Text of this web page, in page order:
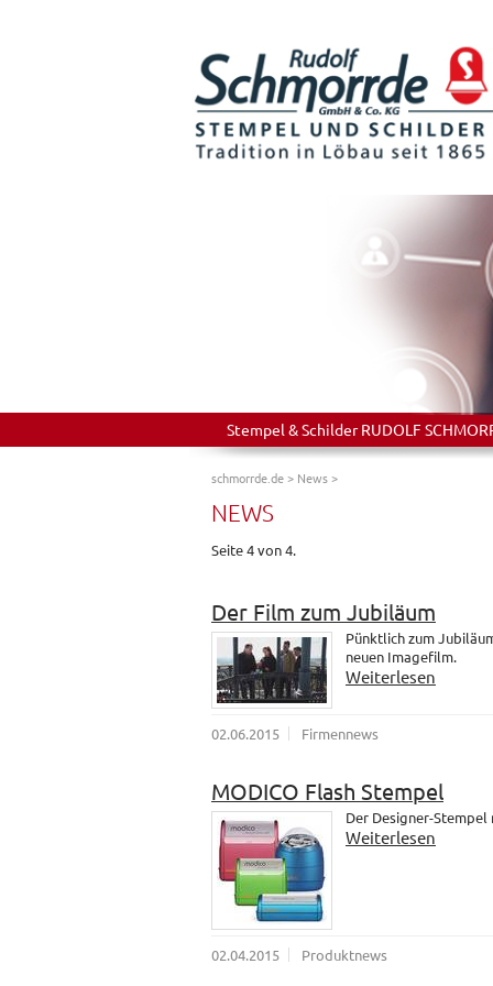
Stempel & Schilder RUDOLF
schmorrde.de> News>
NEWS
Seite 4 von 4.
Der Film zum Jubiläum
Pünktlich zum
neuen Imagefilm.
Weiterlesen
02.06.2015 Firmennews
MODICO Flash Stempel
Der Designer-
Weiterlesen
02.04.2015 Produktnews